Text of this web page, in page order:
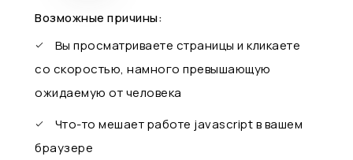
Возможные причины:
Вы просматриваете страницы и кликаете
со скоростью, намного превышающую
ожидаемую от человека
Что-то мешает работе javascript в вашем
браузере